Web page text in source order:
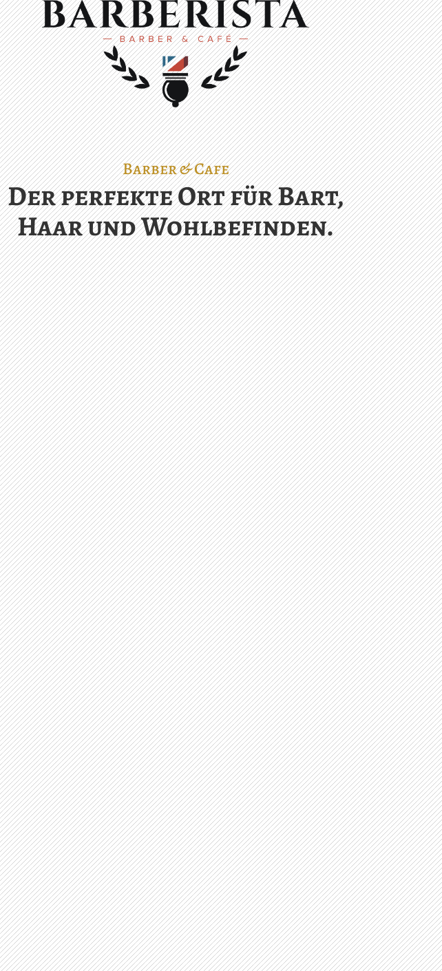
Barber & Cafe
Der perfekte Ort für Bart,
Haar und Wohlbefinden.